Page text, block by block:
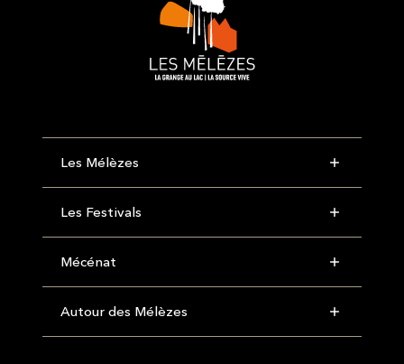
Les Mélèzes
Les Festivals
Mécénat
Autour des Mélèzes